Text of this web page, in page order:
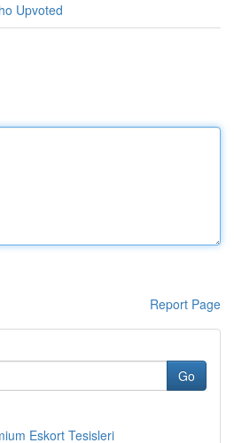
Upvoted
Report Page
Go
Eskort Tesisleri